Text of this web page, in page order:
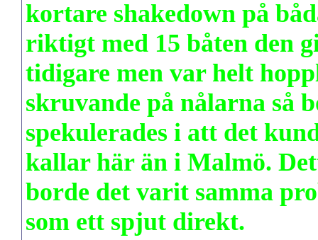
kortare shakedown på
riktigt med 15 båten den
tidigare men var helt
skruvande på nålarna så
spekulerades i att det
kallar här än i Malmö.
borde det varit samma
som ett spjut direkt.